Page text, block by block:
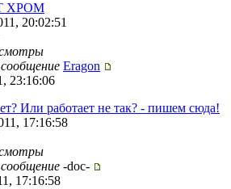
ХРОМ
20:02:51
Eragon
23:16:06
Или работает не так? - пишем сюда!
17:16:58
-doc-
17:16:58